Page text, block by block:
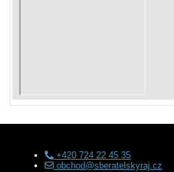
+420 724 22 45 35
obchod@sberatelskyraj.cz